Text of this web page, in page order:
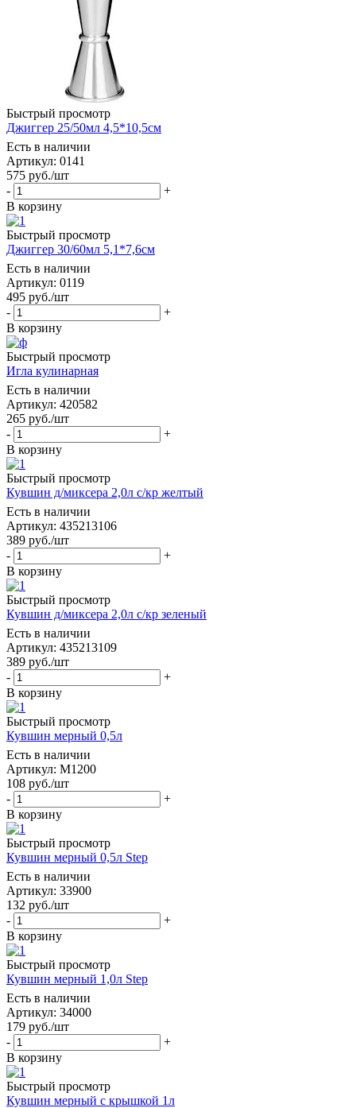
Быстрый просмотр
Джиггер 25/50мл 4,5*10,5см
Есть в наличии
Артикул: 0141
575 руб./шт
-
+
В корзину
Быстрый просмотр
Джиггер 30/60мл 5,1*7,6см
Есть в наличии
Артикул: 0119
495 руб./шт
-
+
В корзину
Быстрый просмотр
Игла кулинарная
Есть в наличии
Артикул: 420582
265 руб./шт
-
+
В корзину
Быстрый просмотр
Кувшин д/миксера 2,0л с/кр желтый
Есть в наличии
Артикул: 435213106
389 руб./шт
-
+
В корзину
Быстрый просмотр
Кувшин д/миксера 2,0л с/кр зеленый
Есть в наличии
Артикул: 435213109
389 руб./шт
-
+
В корзину
Быстрый просмотр
Кувшин мерный 0,5л
Есть в наличии
Артикул: M1200
108 руб./шт
-
+
В корзину
Быстрый просмотр
Кувшин мерный 0,5л Step
Есть в наличии
Артикул: 33900
132 руб./шт
-
+
В корзину
Быстрый просмотр
Кувшин мерный 1,0л Step
Есть в наличии
Артикул: 34000
179 руб./шт
-
+
В корзину
Быстрый просмотр
Кувшин мерный с крышкой 1л